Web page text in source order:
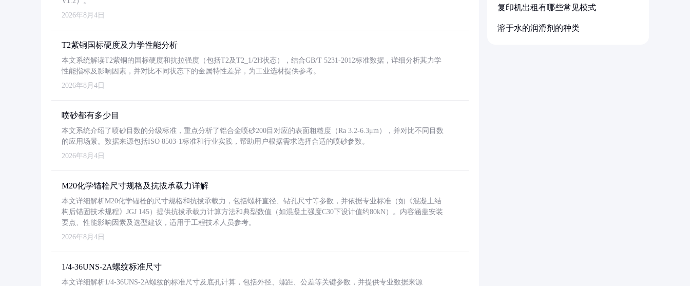
2026年8月4日
T2紫铜国标硬度及力学性能分析
本文系统解读T2紫铜的国标硬度和抗拉强度（包括T2及T2_1/2H状态），结合GB/T 5231-2012标准数据，详细分析其力学
性能指标及影响因素，并对比不同状态下的金属特性差异，为工业选材提供参考。
2026年8月4日
喷砂都有多少目
本文系统介绍了喷砂目数的分级标准，重点分析了铝合金喷砂200目对应的表面粗糙度（Ra 3.2-6.3μm），并对比不同目数
的应用场景。数据来源包括ISO 8503-1标准和行业实践，帮助用户根据需求选择合适的喷砂参数。
2026年8月4日
M20化学锚栓尺寸规格及抗拔承载力详解
本文详细解析M20化学锚栓的尺寸规格和抗拔承载力，包括螺杆直径、钻孔尺寸等参数，并依据专业标准（如《混凝土结
构后锚固技术规程》JGJ 145）提供抗拔承载力计算方法和典型数值（如混凝土强度C30下设计值约80kN）。内容涵盖安装
要点、性能影响因素及选型建议，适用于工程技术人员参考。
2026年8月4日
1/4-36UNS-2A螺纹标准尺寸
本文详细解析1/4-36UNS-2A螺纹的标准尺寸及底孔计算，包括外径、螺距、公差等关键参数，并提供专业数据来源
复印机出租有哪些常见模式
溶于水的润滑剂的种类